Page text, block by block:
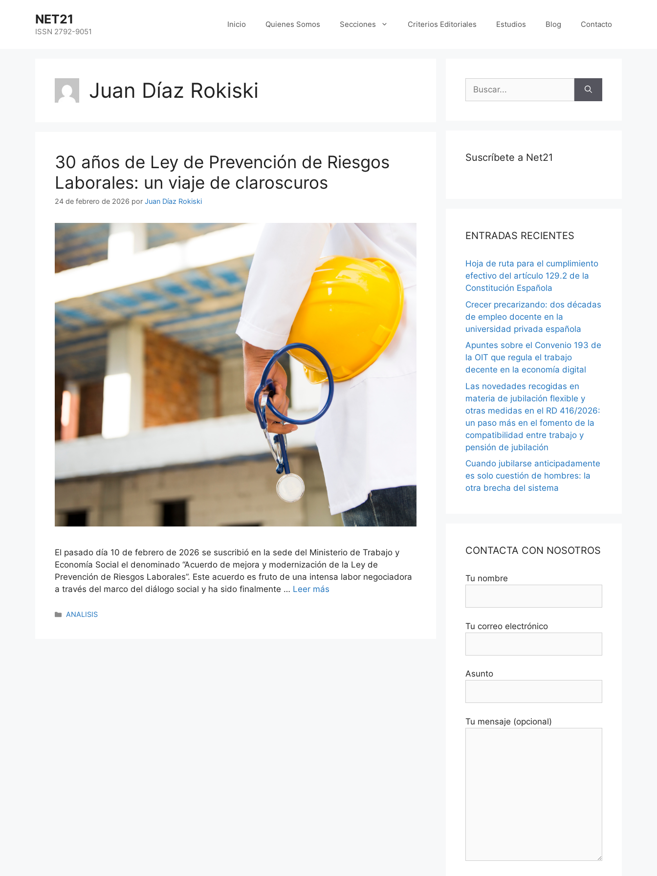
NET21
ISSN 2792-9051
Inicio Quienes Somos Secciones Criterios Editoriales Estudios Blog Contacto
Juan Díaz Rokiski
30 años de Ley de Prevención de Riesgos
Laborales: un viaje de claroscuros
24 de febrero de 2026 por Juan Díaz Rokiski
El pasado día 10 de febrero de 2026 se suscribió en la sede del Ministerio de Trabajo y
Economía Social el denominado “Acuerdo de mejora y modernización de la Ley de
Prevención de Riesgos Laborales”. Este acuerdo es fruto de una intensa labor negociadora
a través del marco del diálogo social y ha sido finalmente … Leer más
ANALISIS
Suscríbete a Net21
ENTRADAS RECIENTES
Hoja de ruta para el cumplimiento
efectivo del artículo 129.2 de la
Constitución Española
Crecer precarizando: dos décadas
de empleo docente en la
universidad privada española
Apuntes sobre el Convenio 193 de
la OIT que regula el trabajo
decente en la economía digital
Las novedades recogidas en
materia de jubilación flexible y
otras medidas en el RD 416/2026:
un paso más en el fomento de la
compatibilidad entre trabajo y
pensión de jubilación
Cuando jubilarse anticipadamente
es solo cuestión de hombres: la
otra brecha del sistema
CONTACTA CON NOSOTROS
Tu nombre
Tu correo electrónico
Asunto
Tu mensaje (opcional)